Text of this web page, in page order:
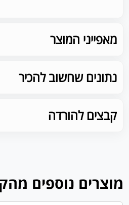
מאפייני המוצר
נתונים שחשוב להכיר
קבצים להורדה
מוצרים נוספים